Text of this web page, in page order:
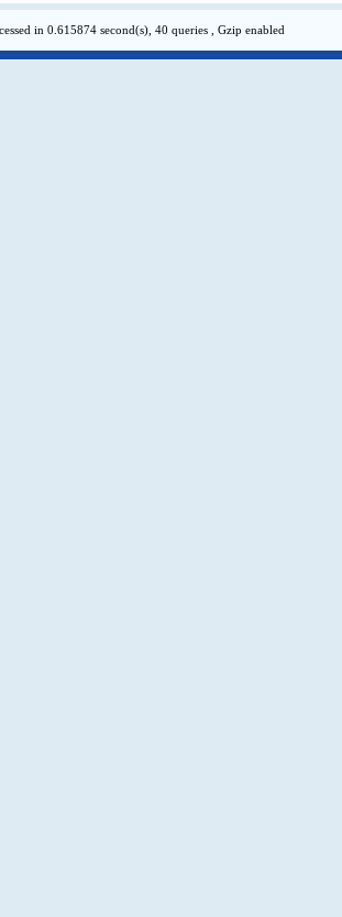
in 0.615874 second(s), 40 queries , Gzip enabled